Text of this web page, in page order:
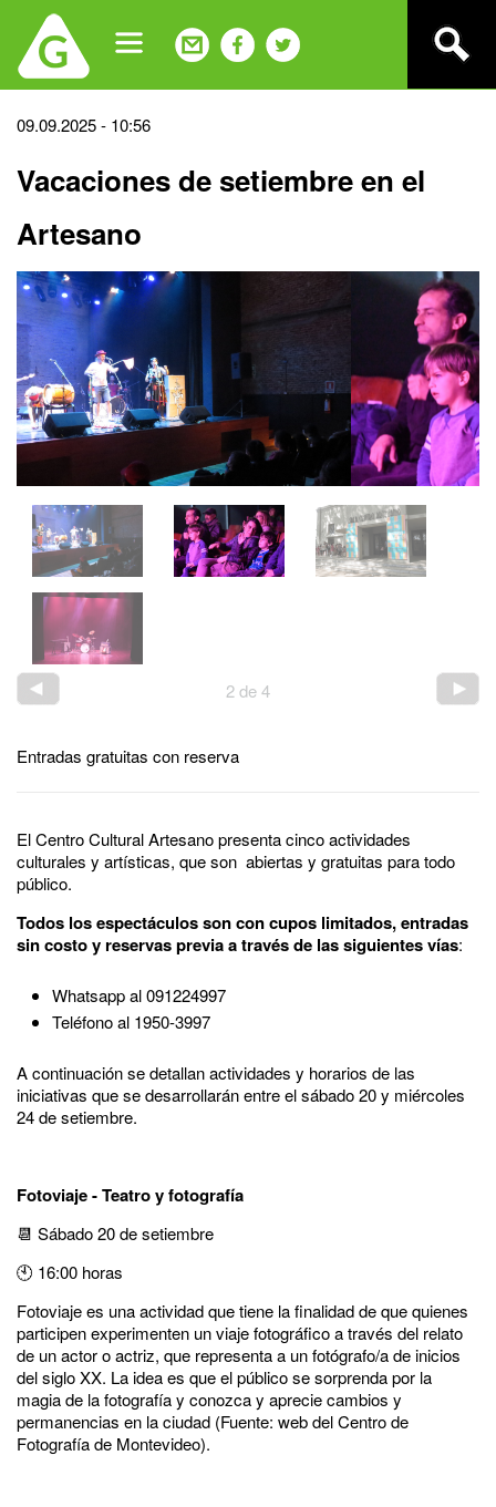
navigation
Back
top
09.09.2025 - 10:56
Vacaciones de setiembre en el
Artesano
2de4
Entradas gratuitas con reserva
El Centro Cultural Artesano presenta cinco actividades
culturales y artísticas, que son abiertas y gratuitas para todo
público.
Todos los espectáculos son con cupos limitados, entradas
sin costo y reservas previa a través de las siguientes vías:
Whatsapp al 091224997
Teléfono al 1950-3997
A continuación se detallan actividades y horarios de las
iniciativas que se desarrollarán entre el sábado 20 y miércoles
24 de setiembre.
Fotoviaje - Teatro y fotografía
📆 Sábado 20 de setiembre
🕙 16:00 horas
Fotoviaje es una actividad que tiene la finalidad de que quienes
participen experimenten un viaje fotográfico a través del relato
de un actor o actriz, que representa a un fotógrafo/a de inicios
del siglo XX. La idea es que el público se sorprenda por la
magia de la fotografía y conozca y aprecie cambios y
permanencias en la ciudad (Fuente: web del Centro de
Fotografía de Montevideo).